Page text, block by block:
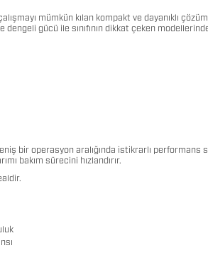
mümkün kılan kompakt ve dayanıklı
dengeli gücü ile sınıfının dikkat çeken
bir operasyon aralığında istikrarlı performans
bakım sürecini hızlandırır.